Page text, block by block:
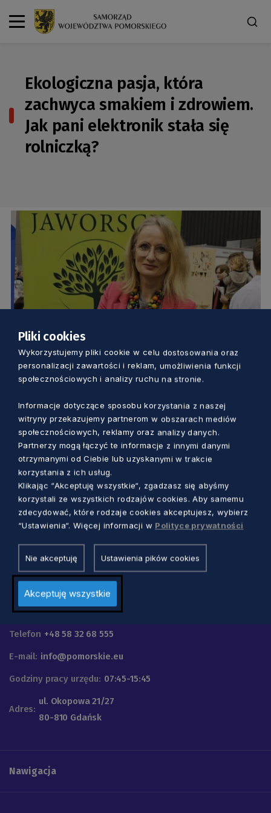
Ekologiczna pasja, która
zachwyca smakiem i zdrowiem.
Jak pani elektronik stała się
rolniczką?
KUCHNIA
smakiem i zdrowiem. Jak pani elektronik
stała się rolniczką?
Dorota Kulka
Urząd Marszałkowski
Województwa Pomorskiego
Telefon +48 58 32 68 555
E-mail: info@pomorskie.eu
Godziny pracy urzędu: 07:45-15:45
Adres:
ul. Okopowa 21/27
80-810 Gdańsk
Nawigacja
Pliki cookies
Wykorzystujemy pliki cookie w celu dostosowania oraz
personalizacji zawartości i reklam, umożliwienia funkcji
społecznościowych i analizy ruchu na stronie.
Informacje dotyczące sposobu korzystania z naszej
witryny przekazujemy partnerom w obszarach mediów
społecznościowych, reklamy oraz analizy danych.
Partnerzy mogą łączyć te informacje z innymi danymi
otrzymanymi od Ciebie lub uzyskanymi w trakcie
korzystania z ich usług.
Klikając “Akceptuję wszystkie“, zgadzasz się abyśmy
korzystali ze wszystkich rodzajów cookies. Aby samemu
zdecydować, które rodzaje cookies akceptujesz, wybierz
“Ustawienia“. Więcej informacji w Polityce prywatności
Nie akceptuję Ustawienia pików cookies
Akceptuję wszystkie